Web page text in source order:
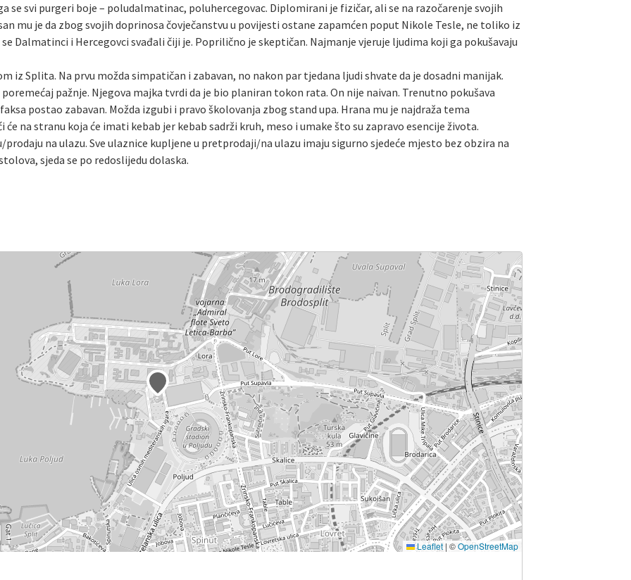
se svi purgeri boje – poludalmatinac, poluhercegovac. Diplomirani je fizičar, ali se na razočarenje svojih
mu je da zbog svojih doprinosa čovječanstvu u povijesti ostane zapamćen poput Nikole Tesle, ne toliko iz
Dalmatinci i Hercegovci svađali čiji je. Poprilično je skeptičan. Najmanje vjeruje ljudima koji ga pokušavaju
iz Splita. Na prvu možda simpatičan i zabavan, no nakon par tjedana ljudi shvate da je dosadni manijak.
pažnje. Njegova majka tvrdi da je bio planiran tokon rata. On nije naivan. Trenutno pokušava
postao zabavan. Možda izgubi i pravo školovanja zbog stand upa. Hrana mu je najdraža tema
na stranu koja će imati kebab jer kebab sadrži kruh, meso i umake što su zapravo esencije života.
na ulazu. Sve ulaznice kupljene u pretprodaji/na ulazu imaju sigurno sjedeće mjesto bez obzira na
sjeda se po redoslijedu dolaska.
Leaflet | ©OpenStreetMap